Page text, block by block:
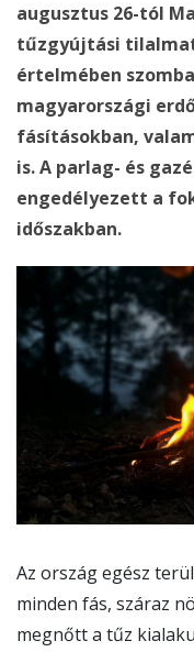
augusztus 26-tól
tűzgyújtási tilalmat
értelmében
magyarországi
fásításokban,
is. A parlag- és
engedélyezett a
időszakban.
Az ország egész
minden fás, száraz
megnőtt a tűz